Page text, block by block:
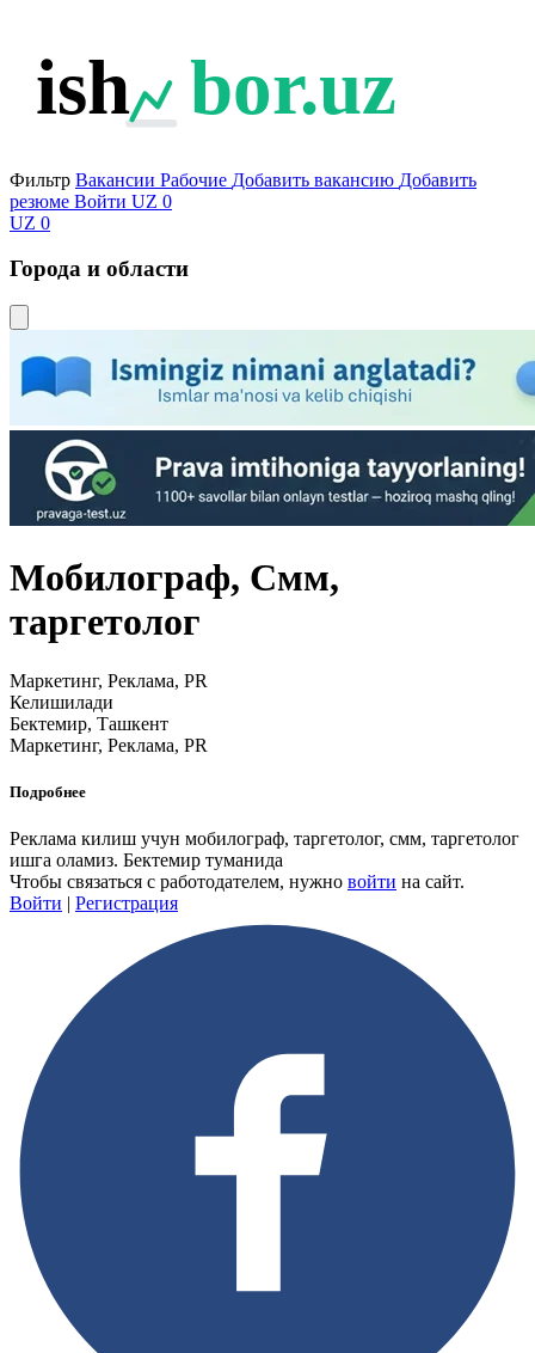
ish bor.uz
Фильтр Вакансии Рабочие Добавить вакансию Добавить
резюме Войти UZ 0
UZ 0
Города и области
Мобилограф, Смм,
таргетолог
Маркетинг, Реклама, PR
Келишилади
Бектемир, Ташкент
Маркетинг, Реклама, PR
Подробнее
Реклама килиш учун мобилограф, таргетолог, смм, таргетолог
ишга оламиз. Бектемир туманида
Чтобы связаться с работодателем, нужно войти на сайт.
Войти | Регистрация